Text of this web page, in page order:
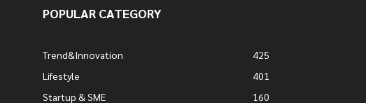
POPULAR CATEGORY
Trend&Innovation
425
Lifestyle
401
Startup & SME
160